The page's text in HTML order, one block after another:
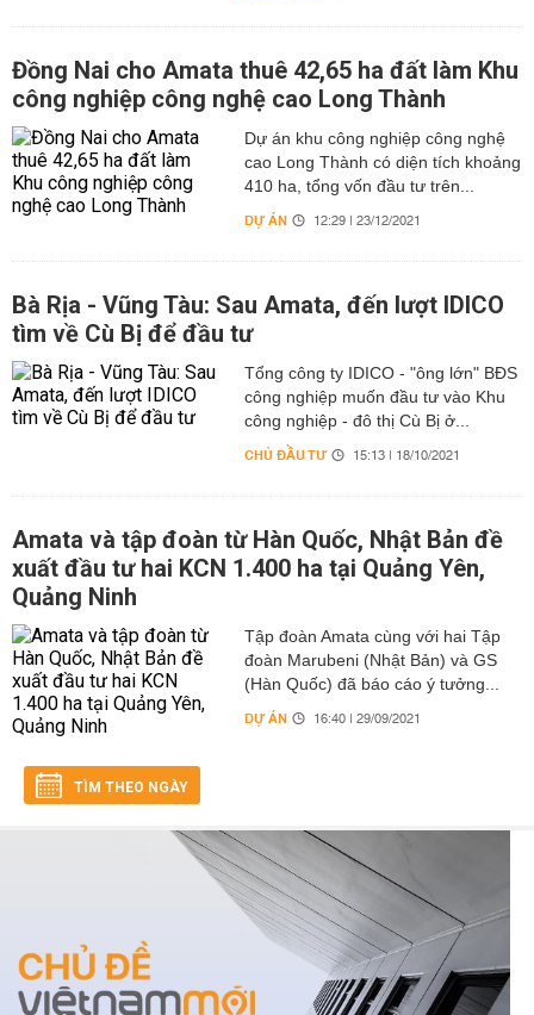
Đồng Nai cho Amata thuê 42,65 ha đất làm Khu
công nghiệp công nghệ cao Long Thành
Dự án khu công nghiệp công nghệ
cao Long Thành có diện tích khoảng
410 ha, tổng vốn đầu tư trên...
DỰ ÁN 12:29 | 23/12/2021
Bà Rịa - Vũng Tàu: Sau Amata, đến lượt IDICO
tìm về Cù Bị để đầu tư
Tổng công ty IDICO - "ông lớn" BĐS
công nghiệp muốn đầu tư vào Khu
công nghiệp - đô thị Cù Bị ở...
CHỦ ĐẦU TƯ 15:13 | 18/10/2021
Amata và tập đoàn từ Hàn Quốc, Nhật Bản đề
xuất đầu tư hai KCN 1.400 ha tại Quảng Yên,
Quảng Ninh
Tập đoàn Amata cùng với hai Tập
đoàn Marubeni (Nhật Bản) và GS
(Hàn Quốc) đã báo cáo ý tưởng...
DỰ ÁN 16:40 | 29/09/2021
TÌM THEO NGÀY